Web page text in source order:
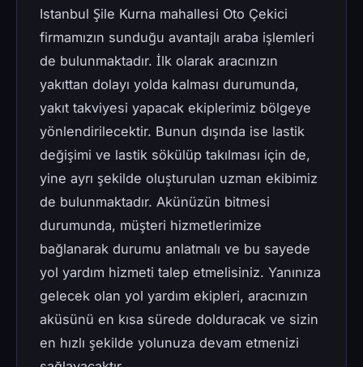
Istanbul Şile Kurna mahallesi Oto Çekici
firmamızın sunduğu avantajlı araba işlemleri
de bulunmaktadır. İlk olarak aracınızın
yakıttan dolayı yolda kalması durumunda,
yakıt takviyesi yapacak ekiplerimiz bölgeye
yönlendirilecektir. Bunun dışında ise lastik
değişimi ve lastik sökülüp takılması için de,
yine ayrı şekilde oluşturulan uzman ekibimiz
de bulunmaktadır. Akünüzün bitmesi
durumunda, müşteri hizmetlerimize
bağlanarak durumu anlatmalı ve bu sayede
yol yardım hizmeti talep etmelisiniz. Yanınıza
gelecek olan yol yardım ekipleri, aracınızın
aküsünü en kısa sürede dolduracak ve sizin
en hızlı şekilde yolunuza devam etmenizi